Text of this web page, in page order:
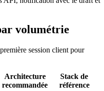
volumétrie
session client pour
Architecture
recommandée
Stack de
référence